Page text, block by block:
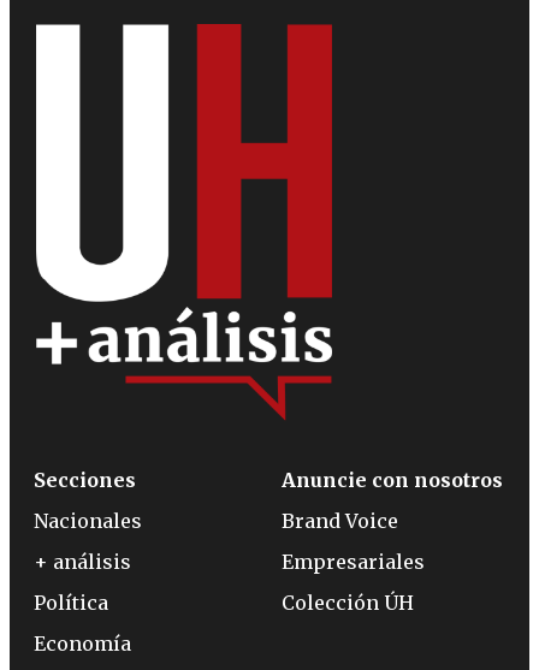
Secciones
Nacionales
+ análisis
Política
Economía
Anuncie con nosotros
Brand Voice
Empresariales
Colección ÚH